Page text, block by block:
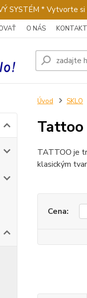
SYSTÉM * Vytvorte
O NÁS
Úvod SKLO
Tattoo
TATTOO je
klasickým
Cena: